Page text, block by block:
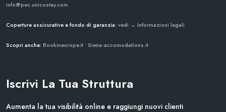
info@pec.unicostay.com
Coperture assicurative e fondo di garanzia: vedi → Informazioni legali
Scopri anche: Bookineurope.it • Siena-accomodations.it
Iscrivi La Tua Struttura
Aumenta la tua visibilità online e raggiungi nuovi clienti